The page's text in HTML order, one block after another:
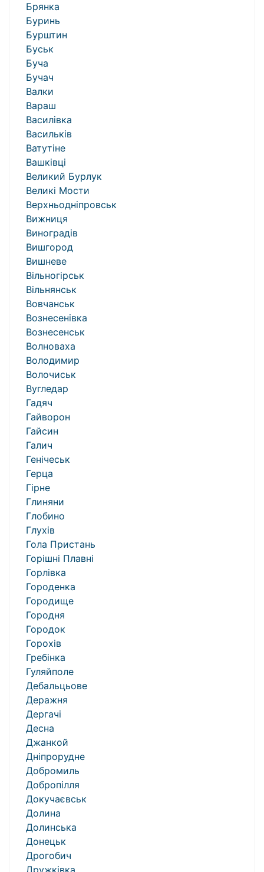
Брянка
Буринь
Бурштин
Буськ
Буча
Бучач
Валки
Вараш
Василівка
Васильків
Ватутіне
Вашківці
Великий Бурлук
Великі Мости
Верхньодніпровськ
Вижниця
Виноградів
Вишгород
Вишневе
Вільногірськ
Вільнянськ
Вовчанськ
Вознесенівка
Вознесенськ
Волноваха
Володимир
Волочиськ
Вугледар
Гадяч
Гайворон
Гайсин
Галич
Генічеськ
Герца
Гірне
Глиняни
Глобино
Глухів
Гола Пристань
Горішні Плавні
Горлівка
Городенка
Городище
Городня
Городок
Горохів
Гребінка
Гуляйполе
Дебальцьове
Деражня
Дергачі
Десна
Джанкой
Дніпрорудне
Добромиль
Добропілля
Докучаєвськ
Долина
Долинська
Донецьк
Дрогобич
Дружківка